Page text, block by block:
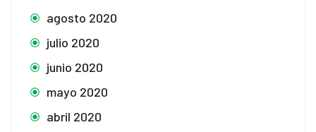
agosto 2020
julio 2020
junio 2020
mayo 2020
abril 2020